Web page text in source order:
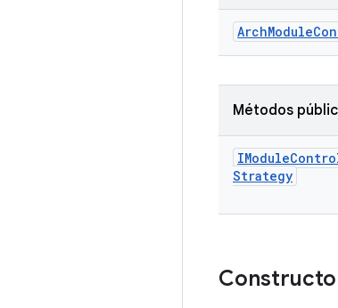
ArchModule
Métodos
IModule
Strategy